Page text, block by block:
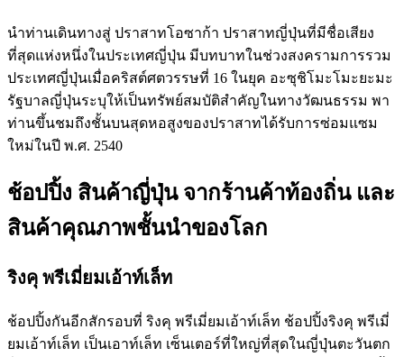
นำท่านเดินทางสู่ ปราสาทโอซาก้า ปราสาทญี่ปุ่นที่มีชื่อเสียง
ที่สุดแห่งหนึ่งในประเทศญี่ปุ่น มีบทบาทในช่วงสงครามการรวม
ประเทศญี่ปุ่นเมื่อคริสต์ศตวรรษที่ 16 ในยุค อะซุชิโมะโมะยะมะ
รัฐบาลญี่ปุ่นระบุให้เป็นทรัพย์สมบัติสำคัญในทางวัฒนธรรม พา
ท่านขึ้นชมถึงชั้นบนสุดหอสูงของปราสาทได้รับการซ่อมแซม
ใหม่ในปี พ.ศ. 2540
ช้อปปิ้ง สินค้าญี่ปุ่น จากร้านค้าท้องถิ่น และ
สินค้าคุณภาพชั้นนำของโลก
ริงคุ พรีเมี่ยมเอ้าท์เล็ท
ช้อปปิ้งกันอีกสักรอบที่ ริงคุ พรีเมี่ยมเอ้าท์เล็ท ช้อปปิ้งริงคุ พรีเมี่
ยมเอ้าท์เล็ท เป็นเอาท์เล็ท เซ็นเตอร์ที่ใหญ่ที่สุดในญี่ปุ่นตะวันตก